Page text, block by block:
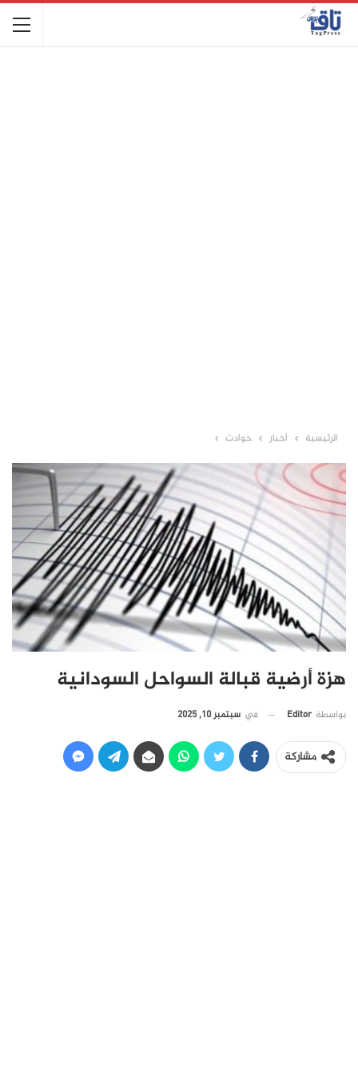
الرئيسية أخبار حوادث
هزة أرضية قبالة السواحل السودانية
بواسطة Editor في سبتمبر 10, 2025
مشاركة